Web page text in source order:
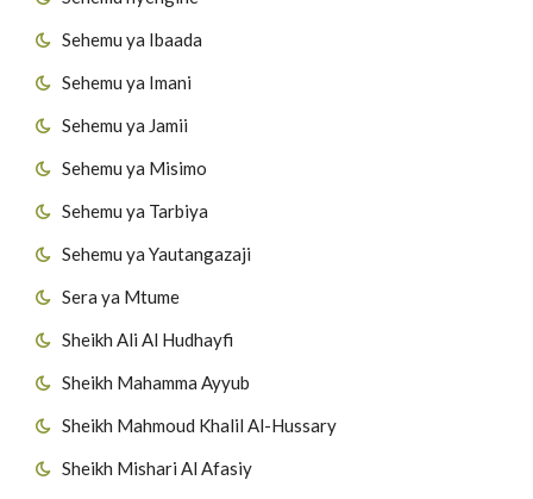
Sehemu ya Ibaada
Sehemu ya Imani
Sehemu ya Jamii
Sehemu ya Misimo
Sehemu ya Tarbiya
Sehemu ya Yautangazaji
Sera ya Mtume
Sheikh Ali Al Hudhayfi
Sheikh Mahamma Ayyub
Sheikh Mahmoud Khalil Al-Hussary
Sheikh Mishari Al Afasiy